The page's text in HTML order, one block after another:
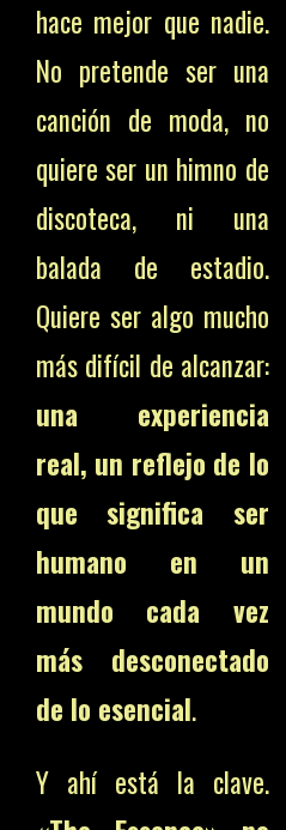
hace mejor que nadie.
No pretende ser una
canción de moda, no
quiere ser un himno de
discoteca, ni una
balada de estadio.
Quiere ser algo mucho
más difícil de alcanzar:
una experiencia
real, un reflejo de lo
que significa ser
humano en un
mundo cada vez
más desconectado
de lo esencial.
Y ahí está la clave.